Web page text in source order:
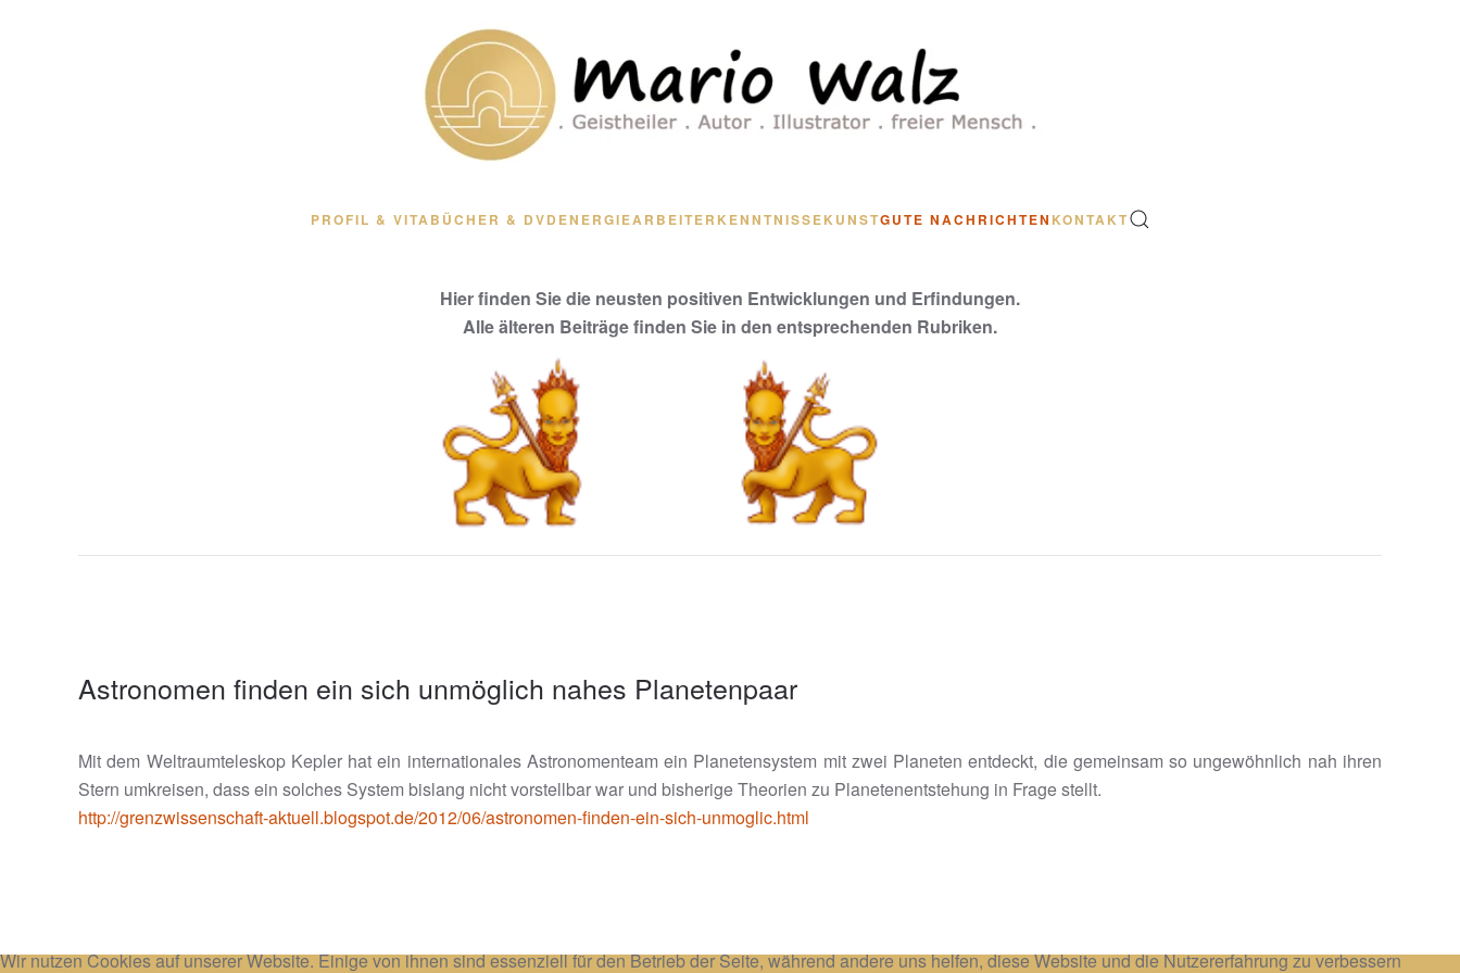
PROFIL & VITA BÜCHER & DVD ENERGIEARBEITERKENNTNISSEKUNSTGUTE NACHRICHTEN KONTAKT
Hier finden Sie die neusten positiven Entwicklungen und Erfindungen.
Alle älteren Beiträge finden Sie in den entsprechenden Rubriken.
Astronomen finden ein sich unmöglich nahes Planetenpaar
Mit dem Weltraumteleskop Kepler hat ein internationales Astronomenteam ein Planetensystem mit zwei Planeten entdeckt, die gemeinsam so ungewöhnlich nah ihren
Stern umkreisen, dass ein solches System bislang nicht vorstellbar war und bisherige Theorien zu Planetenentstehung in Frage stellt.
http://grenzwissenschaft-aktuell.blogspot.de/2012/06/astronomen-finden-ein-sich-unmoglic.html
Wir nutzen Cookies auf unserer Website. Einige von ihnen sind essenziell für den Betrieb der Seite, während andere uns helfen, diese Website und die Nutzererfahrung zu verbessern